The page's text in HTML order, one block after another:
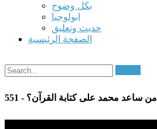
بكل وضوح
ابولوجيا
حديث وتعليق
الصفحة الرئيسية
551 - من ساعد محمد على كتابة القرآن؟